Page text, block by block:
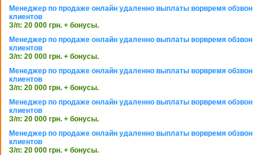
Менеджер по продаже онлайн удаленно выплаты ворвремя обзвон
клиентов
З/п: 20 000 грн. + бонусы.
Менеджер по продаже онлайн удаленно выплаты ворвремя обзвон
клиентов
З/п: 20 000 грн. + бонусы.
Менеджер по продаже онлайн удаленно выплаты ворвремя обзвон
клиентов
З/п: 20 000 грн. + бонусы.
Менеджер по продаже онлайн удаленно выплаты ворвремя обзвон
клиентов
З/п: 20 000 грн. + бонусы.
Менеджер по продаже онлайн удаленно выплаты ворвремя обзвон
клиентов
З/п: 20 000 грн. + бонусы.